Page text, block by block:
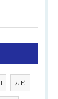
カビ